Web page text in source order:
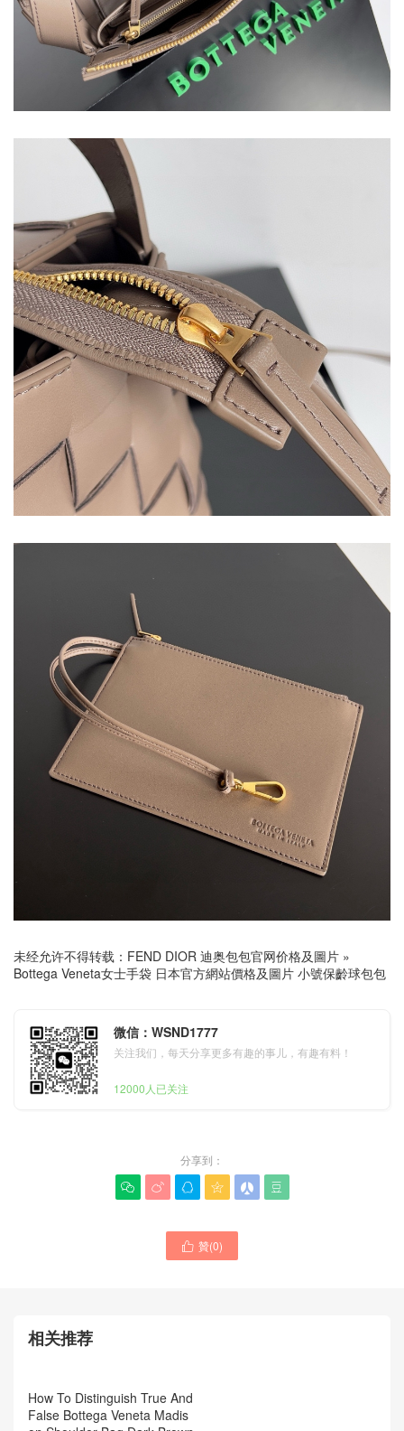
未经允许不得转载： FEND DIOR 迪奥包包官网价格及圖片 »
Bottega Veneta女士手袋 日本官方網站價格及圖片 小號保齡球包包
微信：WSND1777
关注我们，每天分享更多有趣的事儿，有趣有料！
12000人已关注
分享到：
     
 贊(0)